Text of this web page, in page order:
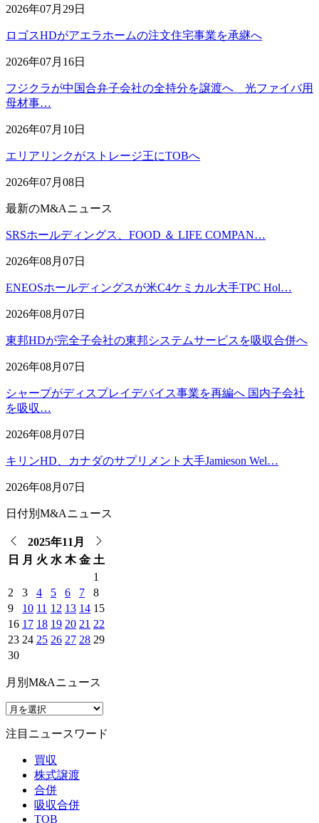
2026年07月29日
ロゴスHDがアエラホームの注文住宅事業を承継へ
2026年07月16日
フジクラが中国合弁子会社の全持分を譲渡へ 光ファイバ用
母材事…
2026年07月10日
エリアリンクがストレージ王にTOBへ
2026年07月08日
最新のM&Aニュース
SRSホールディングス、FOOD ＆ LIFE COMPAN…
2026年08月07日
ENEOSホールディングスが米C4ケミカル大手TPC Hol…
2026年08月07日
東邦HDが完全子会社の東邦システムサービスを吸収合併へ
2026年08月07日
シャープがディスプレイデバイス事業を再編へ 国内子会社
を吸収…
2026年08月07日
キリンHD、カナダのサプリメント大手Jamieson Wel…
2026年08月07日
日付別M&Aニュース
2025年11月
日
月 火 水 木 金 土
1
2
3 4 5 6 7
8
9
10 11 12 13 14 15
16 17 18 19 20 21 22
23 24 25 26 27 28 29
30
月別M&Aニュース
注目ニュースワード
買収
株式譲渡
合併
吸収合併
TOB